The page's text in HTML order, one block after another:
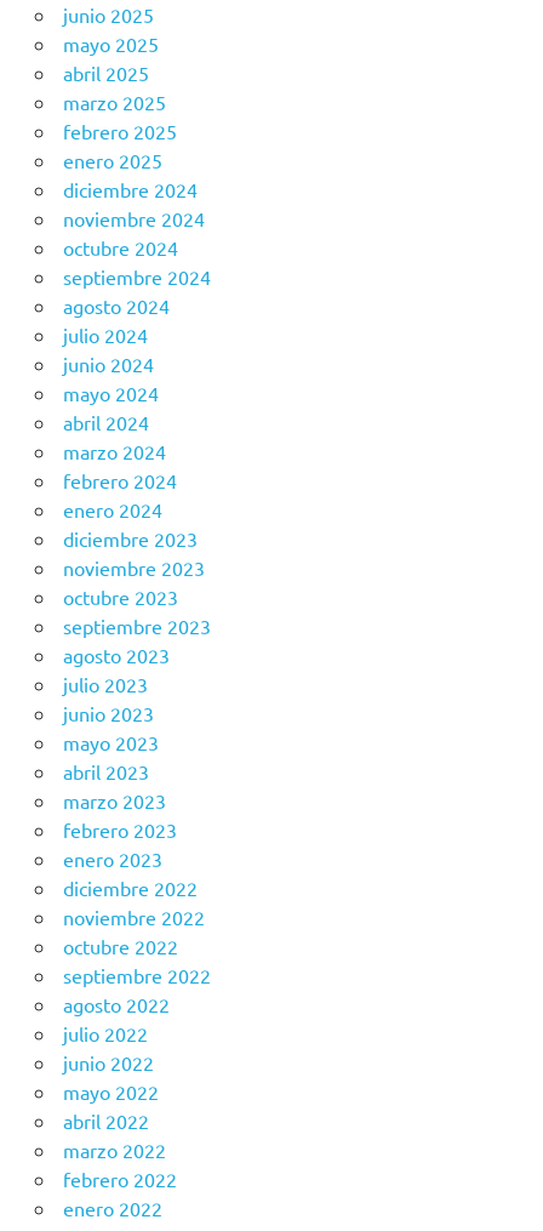
junio 2025
mayo 2025
abril 2025
marzo 2025
febrero 2025
enero 2025
diciembre 2024
noviembre 2024
octubre 2024
septiembre 2024
agosto 2024
julio 2024
junio 2024
mayo 2024
abril 2024
marzo 2024
febrero 2024
enero 2024
diciembre 2023
noviembre 2023
octubre 2023
septiembre 2023
agosto 2023
julio 2023
junio 2023
mayo 2023
abril 2023
marzo 2023
febrero 2023
enero 2023
diciembre 2022
noviembre 2022
octubre 2022
septiembre 2022
agosto 2022
julio 2022
junio 2022
mayo 2022
abril 2022
marzo 2022
febrero 2022
enero 2022